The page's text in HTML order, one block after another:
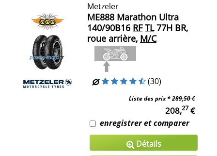
Metzeler
ME888 Marathon Ultra
140/90B16 RF TL77H BR,
roue arrière, M/C
(30)
Liste des prix *289,50 €
208,27 €
enregistrer et comparer
Détails